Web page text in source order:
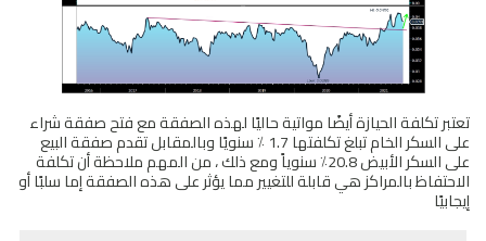
تعتبر تكلفة الحيازة أيضًا مواتية حاليًا لهذه الصفقة مع فتح صفقة شراء
على السكر الخام تبلغ تكلفتها 1.7 ٪ سنويًا وبالمقابل تقدم صفقة البيع
على السكر الأبيض 20.8٪ سنوياً ومع ذلك ، من المهم ملاحظة أن تكلفة
الاحتفاظ بالمراكز هي قابلة للتغيير مما يؤثر على هذه الصفقة إما سلبًا أو
إيجابيًا